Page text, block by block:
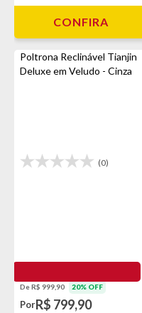
CONFIRA
Poltrona Reclinável Tianjin
Deluxe em Veludo - Cinza
(0)
De R$ 999,90 20% OFF
PorR$ 799,90